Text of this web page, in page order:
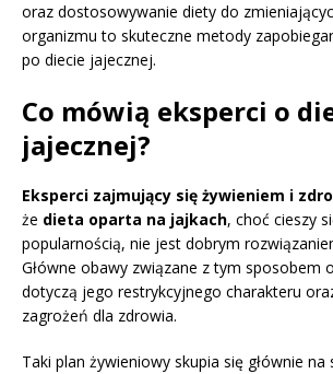
oraz dostosowywanie diety do
organizmu to skuteczne metody
po diecie jajecznej.
Co mówią eksperci o
jajecznej?
Eksperci zajmujący się żywieniem i
że dieta oparta na jajkach, choć cieszy
popularnością, nie jest dobrym
Główne obawy związane z tym sposobem
dotyczą jego restrykcyjnego charakteru
zagrożeń dla zdrowia.
Taki plan żywieniowy skupia się głównie